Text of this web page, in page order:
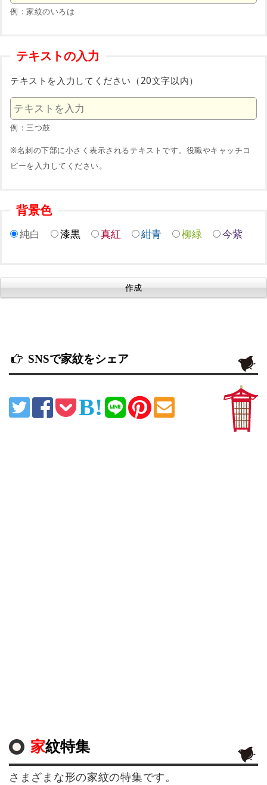
例：家紋のいろは
テキストの入力
テキストを入力してください（20文字以内）
例：三つ鼓
※名刺の下部に小さく表示されるテキストです。役職やキャッチコ
ピーを入力してください。
背景色
純白 漆黒 真紅 紺青 柳緑 今紫
SNSで家紋をシェア
家紋特集
さまざまな形の家紋の特集です。